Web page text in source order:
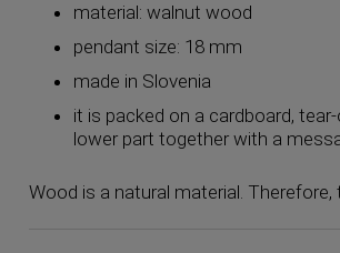
material: walnut wood
pendant size: 18 mm
made in Slovenia
it is packed on a cardboard,
lower part together with a
Wood is a natural material.